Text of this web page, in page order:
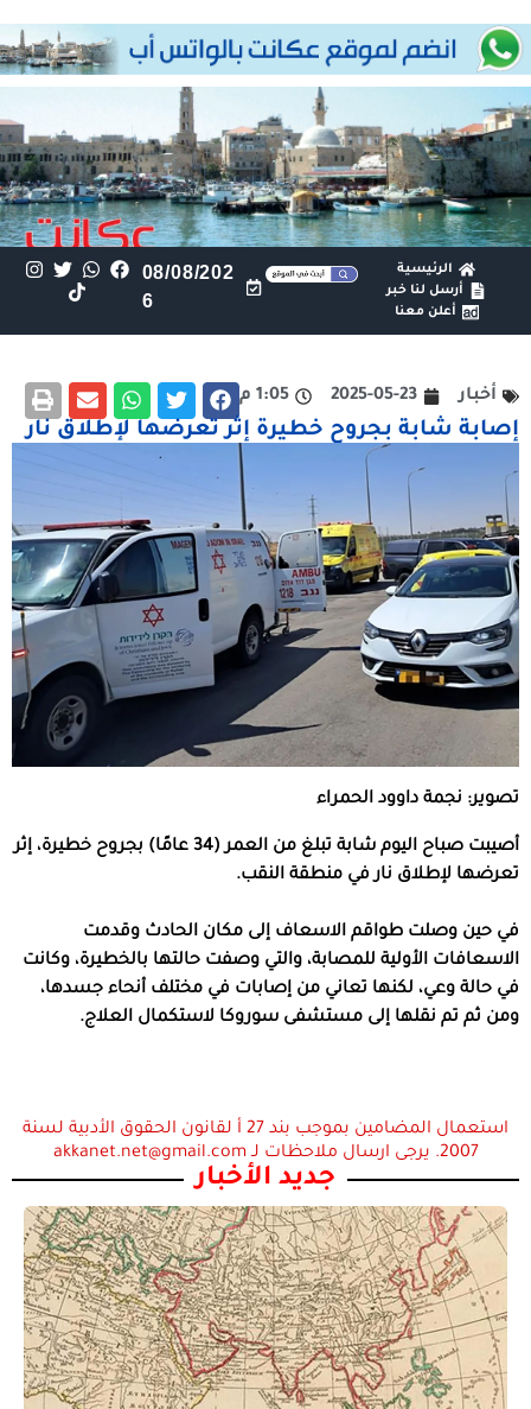
الرئيسية
أرسل لنا خبر
أعلن معنا
08/08/202
6
أخبار 2025-05-23 1:05 م
إصابة شابة بجروح خطيرة إثر تعرضها لإطلاق نار
تصوير: نجمة داوود الحمراء
أصيبت صباح اليوم شابة تبلغ من العمر (34 عامًا) بجروح خطيرة، إثر
تعرضها لإطلاق نار في منطقة النقب.
في حين وصلت طواقم الاسعاف إلى مكان الحادث وقدمت
الاسعافات الأولية للمصابة، والتي وصفت حالتها بالخطيرة، وكانت
في حالة وعي، لكنها تعاني من إصابات في مختلف أنحاء جسدها،
ومن ثم تم نقلها إلى مستشفى سوروكا لاستكمال العلاج.
استعمال المضامين بموجب بند 27 أ لقانون الحقوق الأدبية لسنة
2007. يرجى ارسال ملاحظات لـ akkanet.net@gmail.com
جديد الأخبار